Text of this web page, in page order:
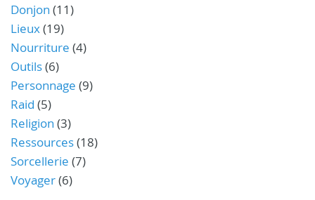
Donjon (11)
Lieux(19)
Nourriture (4)
Outils(6)
Personnage (9)
Raid (5)
Religion (3)
Ressources(18)
Sorcellerie (7)
Voyager(6)